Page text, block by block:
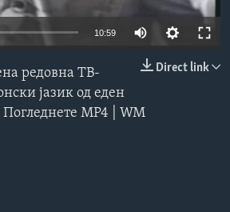
10:59
Direct link
редовна ТВ-
јазик од еден
MP4 | WM